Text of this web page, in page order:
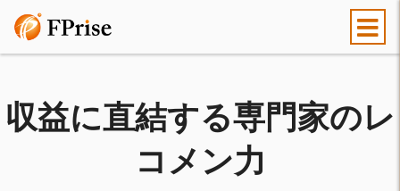
収益に直結する専門家のレ
コメン力